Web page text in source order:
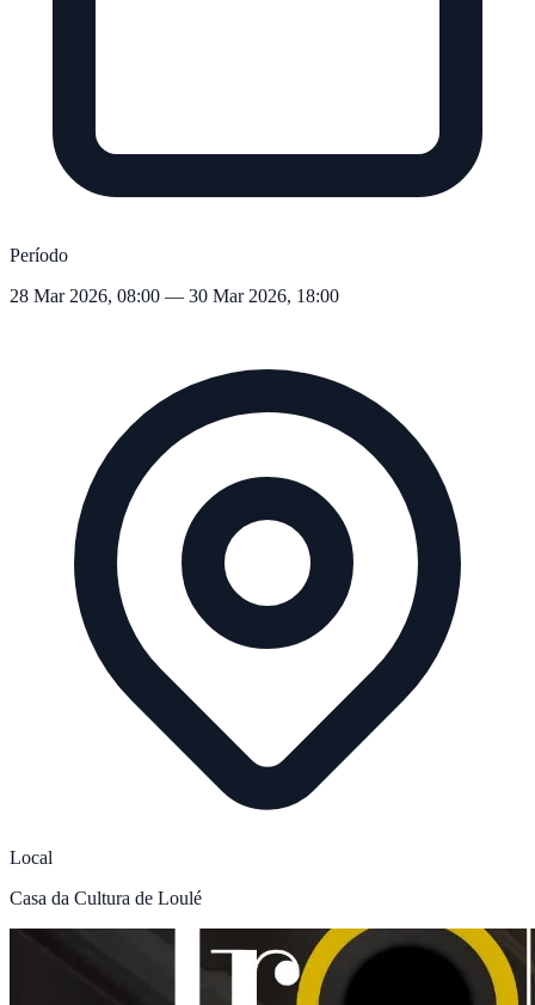
Período
28 Mar 2026, 08:00 — 30 Mar 2026, 18:00
Local
Casa da Cultura de Loulé